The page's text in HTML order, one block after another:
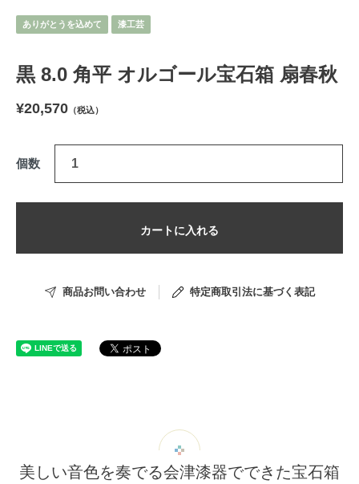
ありがとうを込めて 漆工芸
黒 8.0 角平 オルゴール宝石箱 扇春秋
¥20,570 （税込）
個数
カートに入れる
商品お問い合わせ 特定商取引法に基づく表記
美しい音色を奏でる会津漆器でできた宝石箱